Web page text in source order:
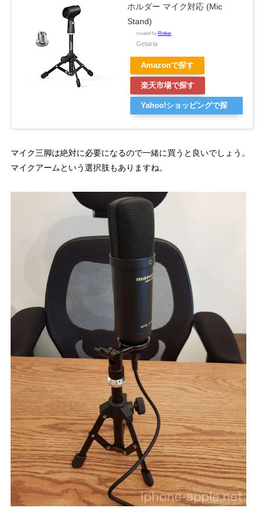
ホルダー マイク対応 (Mic
Stand)
created by Rinker
Getaria
Amazonで探す
楽天市場で探す
Yahoo!ショッピングで探
マイク三脚は絶対に必要になるので一緒に買うと良いでしょう。
マイクアームという選択肢もありますね。